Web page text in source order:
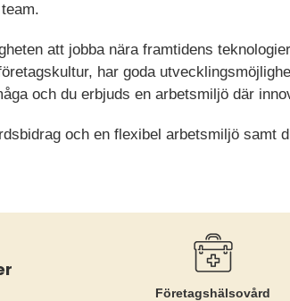
att jobba nära framtidens
har goda
och du erbjuds en arbetsmiljö där
och en flexibel arbetsmiljö samt
Företags­hälsovård